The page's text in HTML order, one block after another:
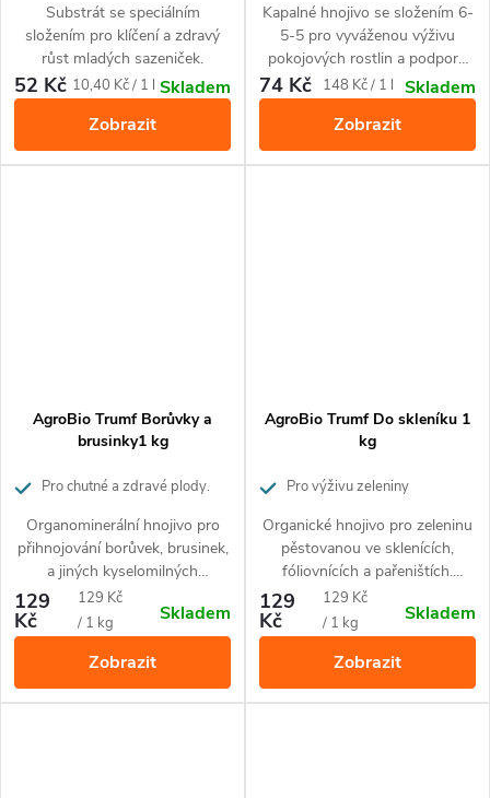
Substrát se speciálním
složením pro klíčení a zdravý
růst mladých sazeniček.
52 Kč Měrná
10,40 Kč / 1 l Skladem
Zobrazit
Kapalné hnojivo se složením 6-
5-5 pro vyváženou výživu
pokojových rostlin a podporu
jejich růstu i kvetení.
74 Kč
Měrná
148 Kč / 1 l
Skladem
Zobrazit
AgroBio Trumf Borůvky a
brusinky1 kg
Pro chutné a zdravé plody.
Organominerální hnojivo pro
přihnojování borůvek, brusinek,
a jiných kyselomilných
rostlin.Drobné granule uvolňují
živiny postupně po dobu 3
měsíců. Hnojivo obsahuje
100% přírodní suroviny a je
vhodné pro ekologické
pěstování
129
Kč
Měrná
cena:
129 Kč
/ 1 kg
Skladem
Zobrazit
AgroBio Trumf Do skleníku 1
kg
Pro výživu zeleniny
3 měsíce
Organické hnojivo pro zeleninu
pěstovanou ve sklenících,
fóliovnících a pařeništích.
Drobné granule uvolňují živiny
postupně po dobu 3 měsíců.
Hnojivo obsahuje 100%
přírodní suroviny a je vhodné
pro ekologické pěstování.
Hnojivo nezasoluje půdu a
129
Kč
Měrná
cena:
129 Kč
/ 1 kg
Skladem
Zobrazit